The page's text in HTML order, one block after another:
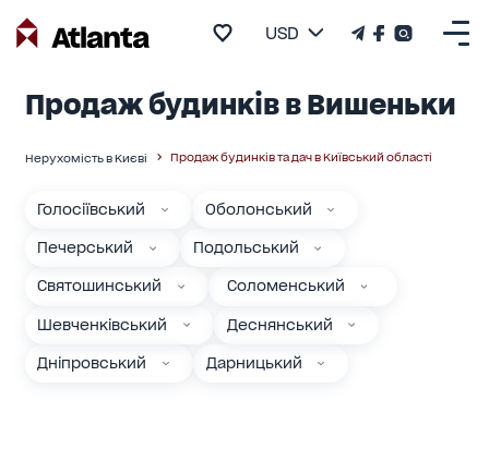
USD
Продаж будинків в Вишеньки
Нерухомість в Києві Продаж будинків та дач в Київський області
Голосіївський Оболонський
Печерський Подольський
Святошинський Соломенський
Шевченківський Деснянський
Дніпровський Дарницький